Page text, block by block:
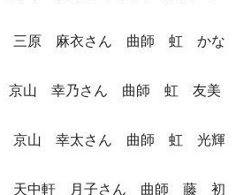
三原 麻衣さん 曲師 虹 かな
京山 幸乃さん 曲師 虹 友美
京山 幸太さん 曲師 虹 光輝
天中軒 月子さん 曲師 藤 初